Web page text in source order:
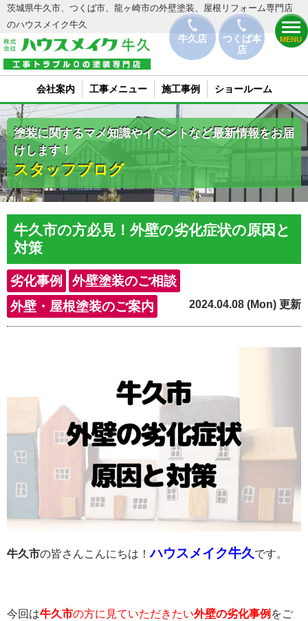
牛久店
つくば本
店
MENU
茨城県牛久市、つくば市、龍ヶ崎市の外壁塗装、屋根リフォーム専門店
のハウスメイク牛久
会社案内 工事メニュー 施工事例 ショールーム
塗装に関するマメ知識やイベントなど最新情報をお届
けします！
スタッフブログ
牛久市の方必見！外壁の劣化症状の原因と
対策
劣化事例
外壁塗装のご相談
外壁・屋根塗装のご案内
2024.04.08 (Mon) 更新
牛久市の皆さんこんにちは！ハウスメイク牛久です。
今回は牛久市の方に見ていただきたい外壁の劣化事例 をご